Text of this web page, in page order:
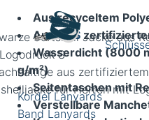
Kordel Lanyards
Band Lanyards
Softshell Jacke aus
S
Aus recyceltem
AusGRS
Wasserdicht (8000
g/m²)
Seitentaschen mit
Verstellbare